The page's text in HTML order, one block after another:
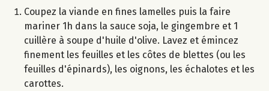
Coupez la viande en fines lamelles puis la faire
mariner 1h dans la sauce soja, le gingembre et 1
cuillère à soupe d'huile d'olive. Lavez et émincez
finement les feuilles et les côtes de blettes (ou les
feuilles d'épinards), les oignons, les échalotes et les
carottes.